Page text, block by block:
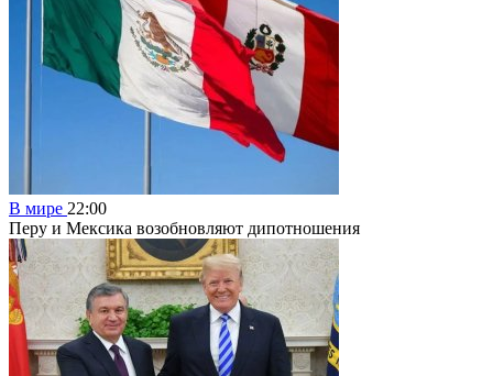
В мире 22:00
Перу и Мексика возобновляют дипотношения